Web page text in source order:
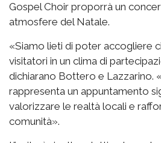
Gospel Choir proporrà un
atmosfere del Natale.
«Siamo lieti di poter accogliere
visitatori in un clima di
dichiarano Bottero e Lazzarino.
rappresenta un appuntamento
valorizzare le realtà locali e
comunità».